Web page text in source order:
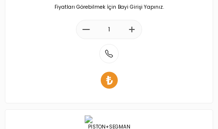
Fiyatları Görebilmek İçin Bayi Girişi Yapınız.